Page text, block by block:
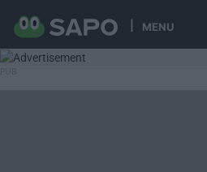
MENU